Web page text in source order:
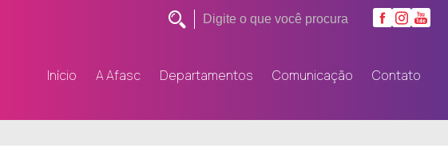
Início A Afasc Departamentos Comunicação Contato